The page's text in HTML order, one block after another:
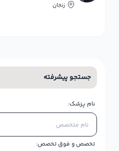
زنجان
جستجو پیشرفته
نام پزشک:
تخصص و فوق تخصص: